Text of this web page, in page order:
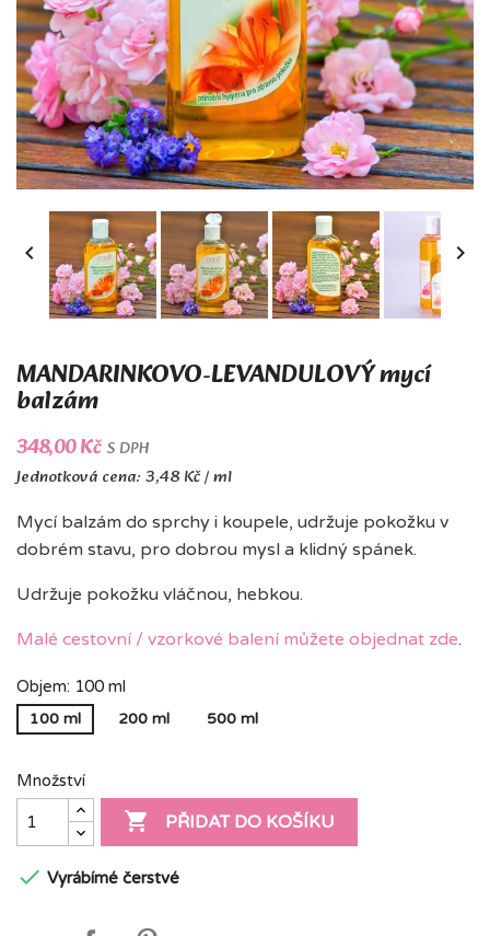
 
MANDARINKOVO-LEVANDULOVÝ mycí
balzám
348,00 Kč S DPH
Jednotková cena: 3,48 Kč / ml
Mycí balzám do sprchy i koupele, udržuje pokožku v
dobrém stavu, pro dobrou mysl a klidný spánek.
Udržuje pokožku vláčnou, hebkou.
Malé cestovní / vzorkové balení můžete objednat zde.
Objem: 100 ml
100 ml 200 ml 500 ml
Množství
 PŘIDAT DO KOŠÍKU
 Vyrábímé čerstvé